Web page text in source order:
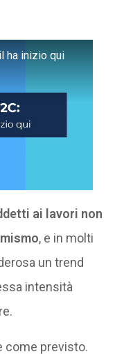
ha inizio qui
ai lavori non
, e in molti
un trend
intensità
come previsto.